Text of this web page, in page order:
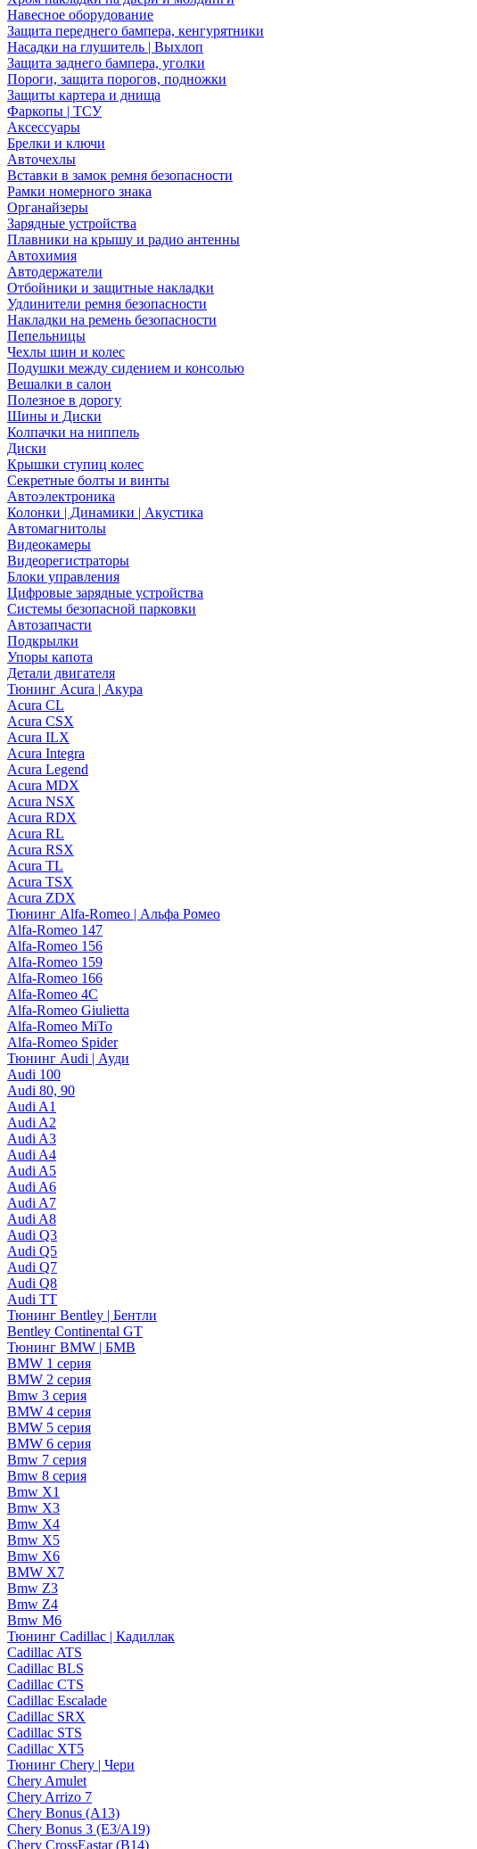
Навесное оборудование
Защита переднего бампера, кенгурятники
Насадки на глушитель | Выхлоп
Защита заднего бампера, уголки
Пороги, защита порогов, подножки
Защиты картера и днища
Фаркопы | ТСУ
Аксессуары
Брелки и ключи
Авточехлы
Вставки в замок ремня безопасности
Рамки номерного знака
Органайзеры
Зарядные устройства
Плавники на крышу и радио антенны
Автохимия
Автодержатели
Отбойники и защитные накладки
Удлинители ремня безопасности
Накладки на ремень безопасности
Пепельницы
Чехлы шин и колес
Подушки между сидением и консолью
Вешалки в салон
Полезное в дорогу
Шины и Диски
Колпачки на ниппель
Диски
Крышки ступиц колес
Секретные болты и винты
Автоэлектроника
Колонки | Динамики | Акустика
Автомагнитолы
Видеокамеры
Видеорегистраторы
Блоки управления
Цифровые зарядные устройства
Системы безопасной парковки
Автозапчасти
Подкрылки
Упоры капота
Детали двигателя
Тюнинг Acura | Акура
Acura CL
Acura CSX
Acura ILX
Acura Integra
Acura Legend
Acura MDX
Acura NSX
Acura RDX
Acura RL
Acura RSX
Acura TL
Acura TSX
Acura ZDX
Тюнинг Alfa-Romeo | Альфа Ромео
Alfa-Romeo 147
Alfa-Romeo 156
Alfa-Romeo 159
Alfa-Romeo 166
Alfa-Romeo 4C
Alfa-Romeo Giulietta
Alfa-Romeo MiTo
Alfa-Romeo Spider
Тюнинг Audi | Ауди
Audi 100
Audi 80, 90
Audi A1
Audi A2
Audi A3
Audi A4
Audi A5
Audi A6
Audi A7
Audi A8
Audi Q3
Audi Q5
Audi Q7
Audi Q8
Audi TT
Тюнинг Bentley | Бентли
Bentley Continental GT
Тюнинг BMW | БМВ
BMW 1 серия
BMW 2 серия
Bmw 3 серия
BMW 4 серия
BMW 5 серия
BMW 6 серия
Bmw 7 серия
Bmw 8 серия
Bmw X1
Bmw X3
Bmw X4
Bmw X5
Bmw X6
BMW X7
Bmw Z3
Bmw Z4
Bmw М6
Тюнинг Cadillac | Кадиллак
Cadillac ATS
Cadillac BLS
Cadillac CTS
Cadillac Escalade
Cadillac SRX
Cadillac STS
Cadillac XT5
Тюнинг Chery | Чери
Chery Amulet
Chery Arrizo 7
Chery Bonus (A13)
Chery Bonus 3 (E3/A19)
Chery CrossEastar (B14)